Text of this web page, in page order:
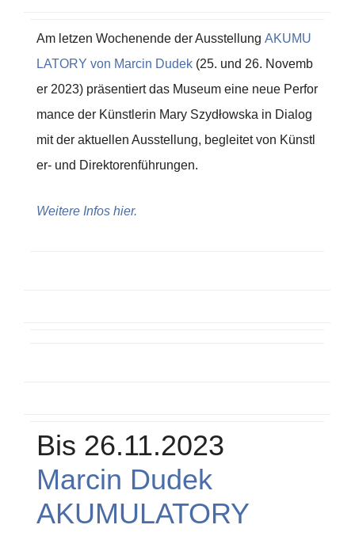
Am letzen Wochenende der AusstellungAKUMU
LATORY von Marcin Dudek (25. und 26. Novemb
er 2023) präsentiert das Museum eine neue Perfor
mance der Künstlerin Mary Szydłowska in Dialog
mit der aktuellen Ausstellung, begleitet von Künstl
er- und Direktorenführungen.
Weitere Infos hier.
Bis 26.11.2023
Marcin Dudek
AKUMULATORY